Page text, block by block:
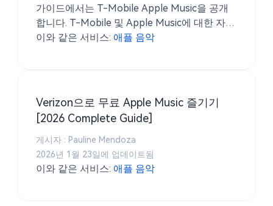
가이드에서는 T-Mobile Apple Music을 공개
합니다. T-Mobile 및 Apple Music에 대한 자세
한 내용은 여기를 참조하십시오.
이와 같은 서비스: 애플 음악
Verizon으로 무료 Apple Music 즐기기
[2026 Complete Guide]
게시자 : Pauline Mendoza
2026년 1월 23일에 업데이트됨
이와 같은 서비스: 애플 음악